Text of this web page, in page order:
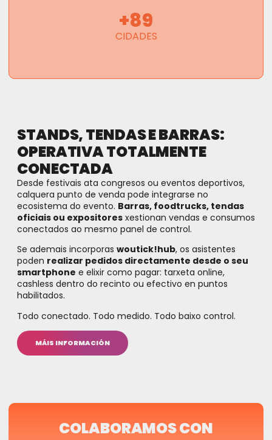
CIDADES
+89
STANDS, TENDAS E BARRAS:
OPERATIVA TOTALMENTE
CONECTADA
Desde festivais ata congresos ou eventos deportivos,
calquera punto de venda pode integrarse no
ecosistema do evento. Barras, foodtrucks, tendas
oficiais ou expositores xestionan vendas e consumos
conectados ao mesmo panel de control.
Se ademais incorporas woutick!hub, os asistentes
poden realizar pedidos directamente desde o seu
smartphone e elixir como pagar: tarxeta online,
cashless dentro do recinto ou efectivo en puntos
habilitados.
Todo conectado. Todo medido. Todo baixo control.
MÁIS INFORMACIÓN
COLABORAMOS CON